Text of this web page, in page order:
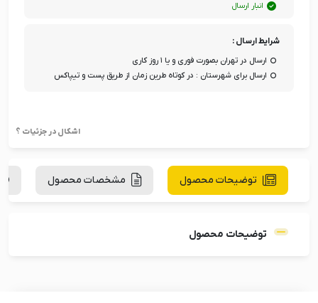
انبار ارسال
شرایط ارسال :
ارسال در تهران بصورت فوری و یا ۱ روز کاری
ارسال برای شهرستان : در کوتاه طرین زمان از طریق پست و تیپاکس
اشکال در جزئیات ؟
توضیحات محصول مشخصات محصول
توضیحات محصول